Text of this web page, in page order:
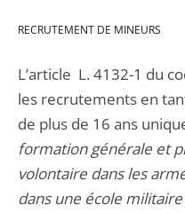
RECRUTEMENT DE MINEURS
L’article L. 4132-1 du
les recrutements en
de plus de 16 ans
formation générale et
volontaire dans les
dans une école militaire